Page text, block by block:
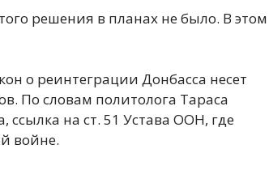
решения в планах не было. В этом
о реинтеграции Донбасса несет
По словам политолога Тараса
ссылка на ст. 51 Устава ООН, где
войне.